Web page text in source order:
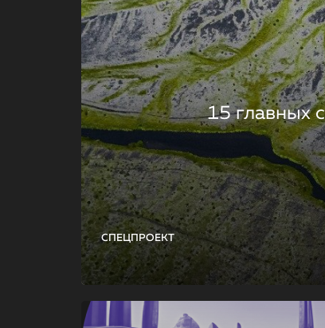
СПЕЦПРОЕКТ
15 главных